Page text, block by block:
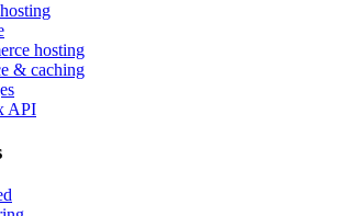
hosting
& caching
API